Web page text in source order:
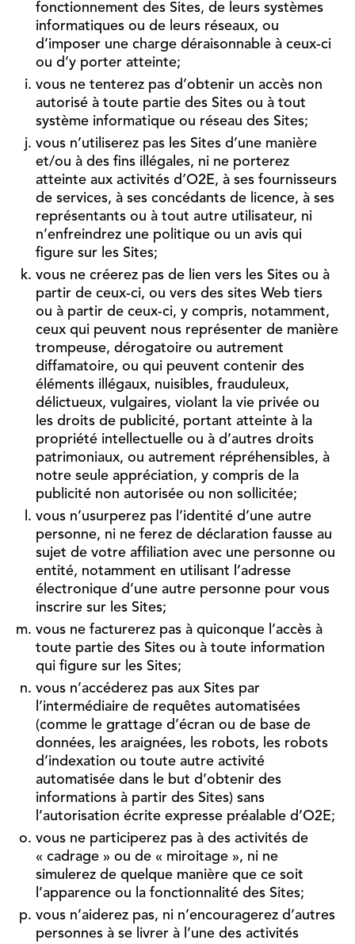
fonctionnement des Sites, de leurs systèmes
informatiques ou de leurs réseaux, ou
d’imposer une charge déraisonnable à ceux-ci
ou d’y porter atteinte;
vous ne tenterez pas d’obtenir un accès non
autorisé à toute partie des Sites ou à tout
système informatique ou réseau des Sites;
vous n’utiliserez pas les Sites d’une manière
et/ou à des fins illégales, ni ne porterez
atteinte aux activités d’O2E, à ses fournisseurs
de services, à ses concédants de licence, à ses
représentants ou à tout autre utilisateur, ni
n’enfreindrez une politique ou un avis qui
figure sur les Sites;
vous ne créerez pas de lien vers les Sites ou à
partir de ceux-ci, ou vers des sites Web tiers
ou à partir de ceux-ci, y compris, notamment,
ceux qui peuvent nous représenter de manière
trompeuse, dérogatoire ou autrement
diffamatoire, ou qui peuvent contenir des
éléments illégaux, nuisibles, frauduleux,
délictueux, vulgaires, violant la vie privée ou
les droits de publicité, portant atteinte à la
propriété intellectuelle ou à d’autres droits
patrimoniaux, ou autrement répréhensibles, à
notre seule appréciation, y compris de la
publicité non autorisée ou non sollicitée;
vous n’usurperez pas l’identité d’une autre
personne, ni ne ferez de déclaration fausse au
sujet de votre affiliation avec une personne ou
entité, notamment en utilisant l’adresse
électronique d’une autre personne pour vous
inscrire sur les Sites;
vous ne facturerez pas à quiconque l’accès à
toute partie des Sites ou à toute information
qui figure sur les Sites;
vous n’accéderez pas aux Sites par
l’intermédiaire de requêtes automatisées
(comme le grattage d’écran ou de base de
données, les araignées, les robots, les robots
d’indexation ou toute autre activité
automatisée dans le but d’obtenir des
informations à partir des Sites) sans
l’autorisation écrite expresse préalable d’O2E;
vous ne participerez pas à des activités de
« cadrage » ou de « miroitage », ni ne
simulerez de quelque manière que ce soit
l’apparence ou la fonctionnalité des Sites;
vous n’aiderez pas, ni n’encouragerez d’autres
personnes à se livrer à l’une des activités